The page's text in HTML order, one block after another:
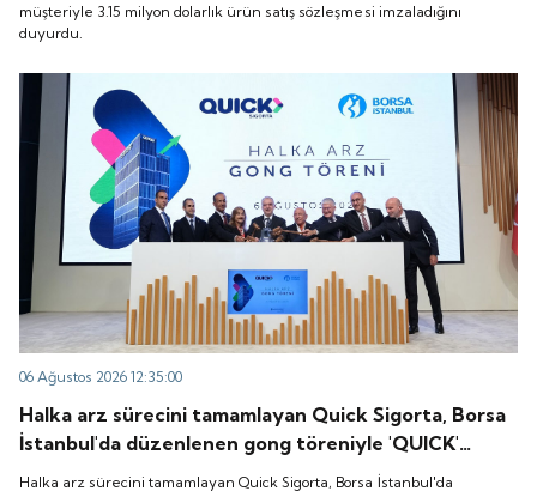
müşteriyle 3.15 milyon dolarlık ürün satış sözleşmesi imzaladığını
duyurdu.
06 Ağustos 2026 12:35:00
Halka arz sürecini tamamlayan Quick Sigorta, Borsa
İstanbul'da düzenlenen gong töreniyle 'QUICK'
koduyla işlem görmeye başladı.
Halka arz sürecini tamamlayan Quick Sigorta, Borsa İstanbul'da